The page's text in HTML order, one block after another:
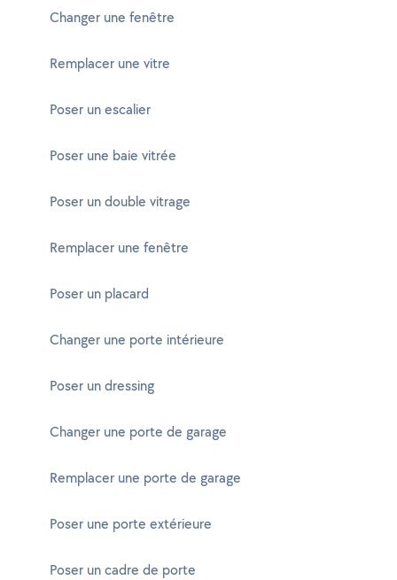
Changer une fenêtre
Remplacer une vitre
Poser un escalier
Poser une baie vitrée
Poser un double vitrage
Remplacer une fenêtre
Poser un placard
Changer une porte intérieure
Poser un dressing
Changer une porte de garage
Remplacer une porte de garage
Poser une porte extérieure
Poser un cadre de porte